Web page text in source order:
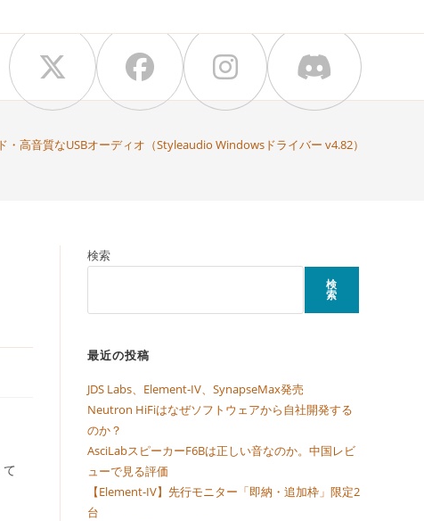
・高音質なUSBオーディオ（Styleaudio Windowsドライバー v4.82）
検索
検
索
最近の投稿
JDS Labs、Element-IV、SynapseMax発売
Neutron HiFiはなぜソフトウェアから自社開発する
のか？
AsciLabスピーカーF6Bは正しい音なのか。中国レビ
ューで見る評価
【Element-IV】先行モニター「即納・追加枠」限定2
台